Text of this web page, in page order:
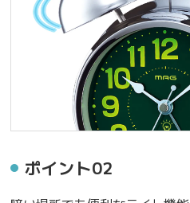
ポイント02